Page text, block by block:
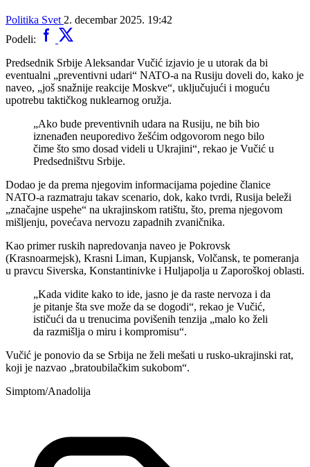
Politika Svet 2. decembar 2025. 19:42
Podeli:
Predsednik Srbije Aleksandar Vučić izjavio je u utorak da bi
eventualni „preventivni udari“ NATO-a na Rusiju doveli do, kako je
naveo, „još snažnije reakcije Moskve“, uključujući i moguću
upotrebu taktičkog nuklearnog oružja.
„Ako bude preventivnih udara na Rusiju, ne bih bio
iznenađen neuporedivo žešćim odgovorom nego bilo
čime što smo dosad videli u Ukrajini“, rekao je Vučić u
Predsedništvu Srbije.
Dodao je da prema njegovim informacijama pojedine članice
NATO-a razmatraju takav scenario, dok, kako tvrdi, Rusija beleži
„značajne uspehe“ na ukrajinskom ratištu, što, prema njegovom
mišljenju, povećava nervozu zapadnih zvaničnika.
Kao primer ruskih napredovanja naveo je Pokrovsk
(Krasnoarmejsk), Krasni Liman, Kupjansk, Volčansk, te pomeranja
u pravcu Siverska, Konstantinivke i Huljapolja u Zaporoškoj oblasti.
„Kada vidite kako to ide, jasno je da raste nervoza i da
je pitanje šta sve može da se dogodi“, rekao je Vučić,
ističući da u trenucima povišenih tenzija „malo ko želi
da razmišlja o miru i kompromisu“.
Vučić je ponovio da se Srbija ne želi mešati u rusko-ukrajinski rat,
koji je nazvao „bratoubilačkim sukobom“.
Simptom/Anadolija